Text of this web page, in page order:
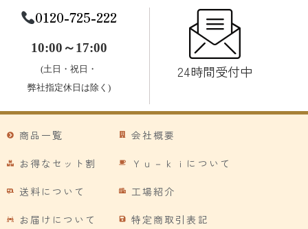
0120-725-222
10:00～17:00
(土日・祝日・
弊社指定休日は除く)
24時間受付中
商品一覧
お得なセット割
送料について
お届けについて
会社概要
Ｙｕ－ｋｉについて
工場紹介
特定商取引表記